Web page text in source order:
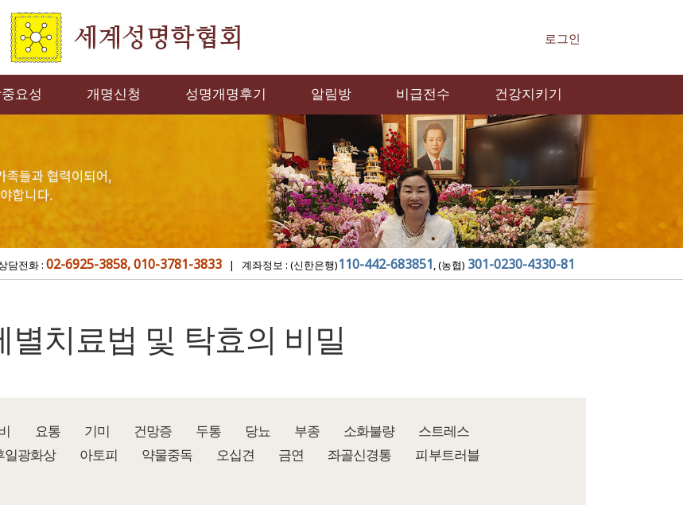
로그인
요성 개명신청 성명개명후기 알림방 비급전수 건강지키기
담전화 : 02-6925-3858, 010-3781-3833 | 계좌정보 : (신한은행)110-442-683851, (농협) 301-0230-4330-81
별치료법 및 탁효의 비밀
요통 기미 건망증 두통 당뇨 부종 소화불량
스트레스
일광화상 아토피 약물중독 오십견 금연 좌골신경통
피부트러블